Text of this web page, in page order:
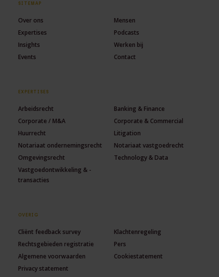
SITEMAP
Over ons
Mensen
Expertises
Podcasts
Insights
Werken bij
Events
Contact
EXPERTISES
Arbeidsrecht
Banking & Finance
Corporate / M&A
Corporate & Commercial
Huurrecht
Litigation
Notariaat ondernemingsrecht
Notariaat vastgoedrecht
Omgevingsrecht
Technology & Data
Vastgoedontwikkeling & -
transacties
OVERIG
Cliënt feedback survey
Klachtenregeling
Rechtsgebieden registratie
Pers
Algemene voorwaarden
Cookiestatement
Privacy statement